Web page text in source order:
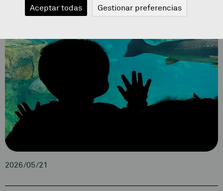
2026/05/21
Aceptar todas Gestionar preferencias